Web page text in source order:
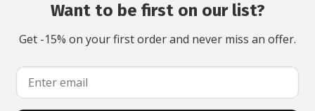
Want to be first on our list?
Get -15% on your first order and never miss an offer.